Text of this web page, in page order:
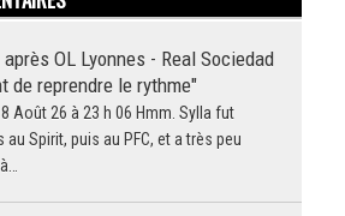
OL Lyonnes - Real Sociedad
de reprendre le rythme"
Août 26 à 23 h 06 Hmm. Sylla fut
au Spirit, puis au PFC, et a très peu